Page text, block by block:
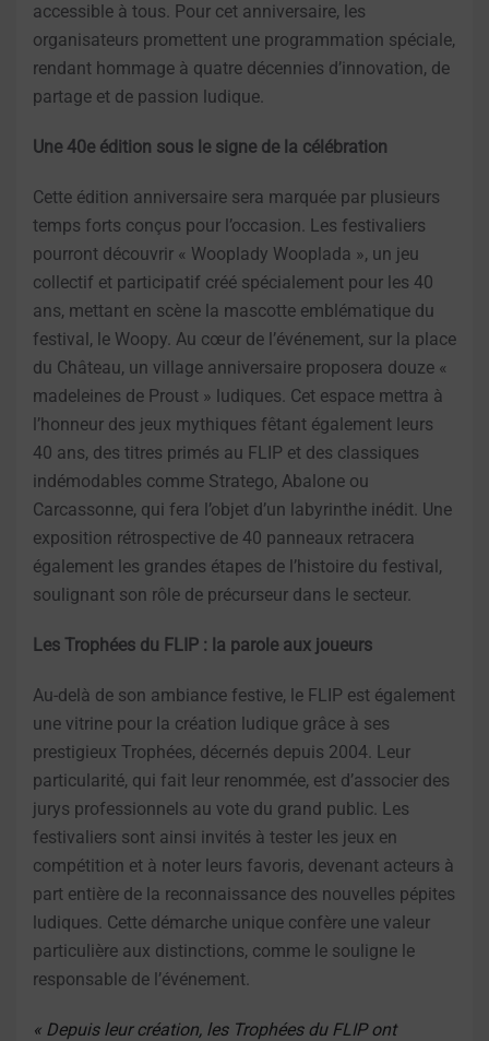
accessible à tous. Pour cet anniversaire, les
organisateurs promettent une programmation spéciale,
rendant hommage à quatre décennies d’innovation, de
partage et de passion ludique.
Une 40e édition sous le signe de la célébration
Cette édition anniversaire sera marquée par plusieurs
temps forts conçus pour l’occasion. Les festivaliers
pourront découvrir « Wooplady Wooplada », un jeu
collectif et participatif créé spécialement pour les 40
ans, mettant en scène la mascotte emblématique du
festival, le Woopy. Au cœur de l’événement, sur la place
du Château, un village anniversaire proposera douze «
madeleines de Proust » ludiques. Cet espace mettra à
l’honneur des jeux mythiques fêtant également leurs
40 ans, des titres primés au FLIP et des classiques
indémodables comme Stratego, Abalone ou
Carcassonne, qui fera l’objet d’un labyrinthe inédit. Une
exposition rétrospective de 40 panneaux retracera
également les grandes étapes de l’histoire du festival,
soulignant son rôle de précurseur dans le secteur.
Les Trophées du FLIP : la parole aux joueurs
Au-delà de son ambiance festive, le FLIP est également
une vitrine pour la création ludique grâce à ses
prestigieux Trophées, décernés depuis 2004. Leur
particularité, qui fait leur renommée, est d’associer des
jurys professionnels au vote du grand public. Les
festivaliers sont ainsi invités à tester les jeux en
compétition et à noter leurs favoris, devenant acteurs à
part entière de la reconnaissance des nouvelles pépites
ludiques. Cette démarche unique confère une valeur
particulière aux distinctions, comme le souligne le
responsable de l’événement.
« Depuis leur création, les Trophées du FLIP ont